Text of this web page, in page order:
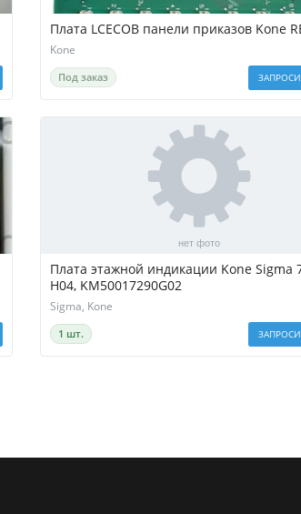
Плата LCECOB панели приказов Kone
Kone
Под заказ
Плата этажной индикации Kone Sigma
H04, KM50017290G02
Sigma, Kone
1 шт.